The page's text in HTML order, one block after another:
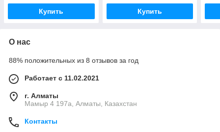
Купить Купить
О нас
88% положительных из 8 отзывов за год
Работает с 11.02.2021
г. Алматы
Мамыр 4 197а, Алматы, Казахстан
Контакты